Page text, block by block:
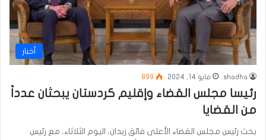
أخبار
shadha مايو 14, 2024 899
رئيسا مجلس القضاء وإقليم كردستان يبحثان عدداً
من القضايا
بحث رئيس مجلس القضاء الأعلى فائق زيدان، اليوم الثلاثاء، مع رئيس